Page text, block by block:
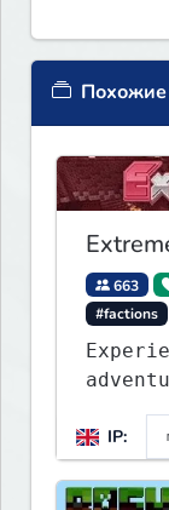
663
#factions
IP: